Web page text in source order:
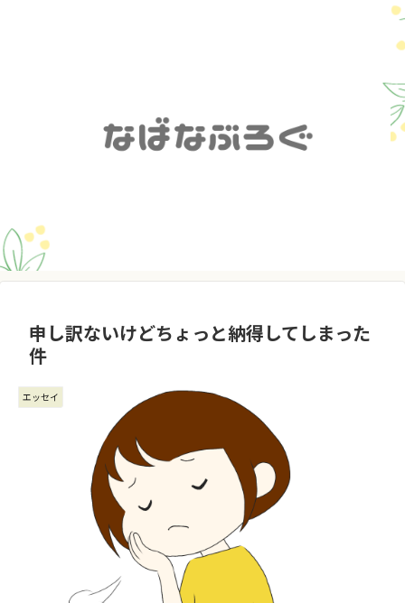
申し訳ないけどちょっと納得してしまった
件
エッセイ